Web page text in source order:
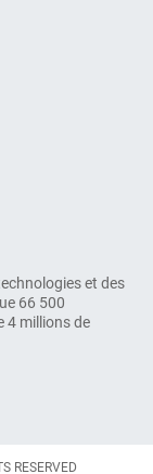
et des
66 500
4 millions de
RESERVED